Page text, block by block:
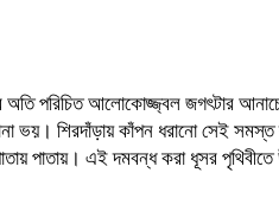
অতি পরিচিত আলোকোজ্জ্বল জগৎটার
ভয়। শিরদাঁড়ায় কাঁপন ধরানো সেই
পাতায়। এই দমবন্ধ করা ধূসর